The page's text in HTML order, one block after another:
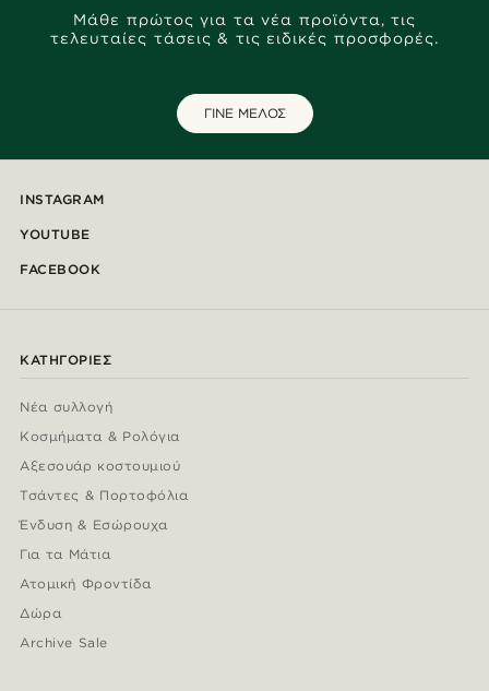
Μάθε πρώτος για τα νέα προϊόντα, τις
τελευταίες τάσεις & τις ειδικές προσφορές.
ΓΙΝΕ ΜΕΛΟΣ
INSTAGRAM
YOUTUBE
FACEBOOK
ΚΑΤΗΓΟΡΊΕΣ
Νέα συλλογή
Κοσμήματα & Ρολόγια
Αξεσουάρ κοστουμιού
Τσάντες & Πορτοφόλια
Ένδυση & Εσώρουχα
Για τα Μάτια
Ατομική Φροντίδα
Δώρα
Archive Sale